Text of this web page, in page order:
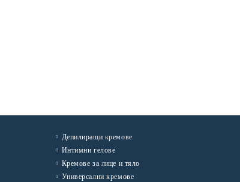
Депилиращи кремове
Интимни гелове
Кремове за лице и тяло
Универсални кремове